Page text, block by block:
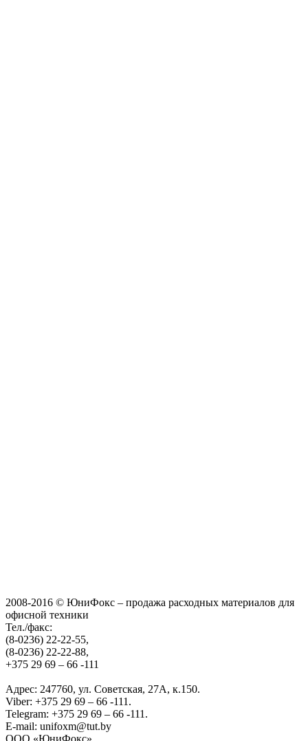
2008-2016 © ЮниФокс – продажа расходных материалов для
офисной техники
Тел./факс:
(8-0236) 22-22-55,
(8-0236) 22-22-88,
+375 29 69 – 66 -111
Адрес: 247760, ул. Советская, 27А, к.150.
Viber: +375 29 69 – 66 -111.
Telegram: +375 29 69 – 66 -111.
E-mail: unifoxm@tut.by